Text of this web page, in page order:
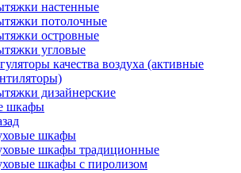
настенные
потолочные
островные
угловые
качества воздуха (активные
дизайнерские
шкафы
шкафы
шкафы традиционные
шкафы с пиролизом